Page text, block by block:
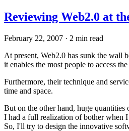
Reviewing Web2.0 at
February 22, 2007 · 2 min read
At present, Web2.0 has sunk the wall
it enables the most people to access
Furthermore, their technique and
time and space.
But on the other hand, huge
I had a full realization of bother when
So, I'll try to design the innovative